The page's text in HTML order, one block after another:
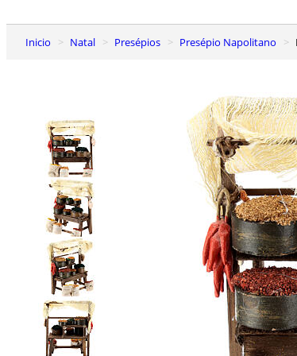
Inicio Natal Presépios Presépio Napolitano